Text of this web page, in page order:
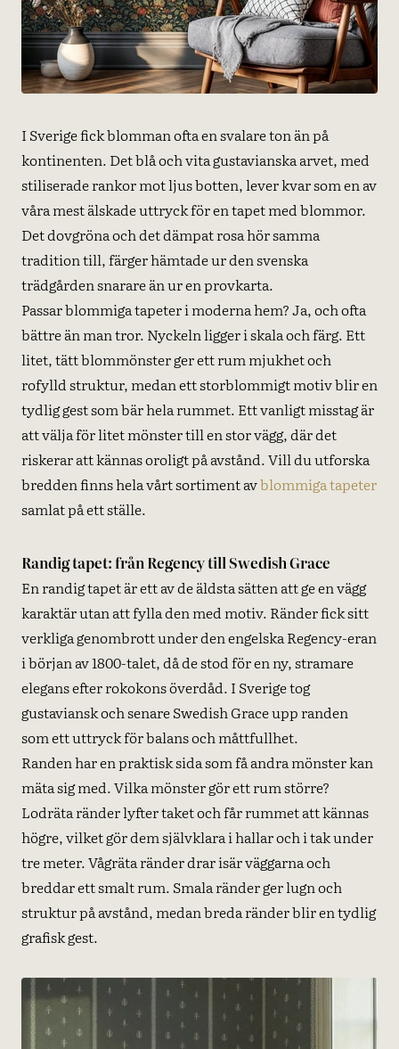
I Sverige fick blomman ofta en svalare ton än på
kontinenten. Det blå och vita gustavianska arvet, med
stiliserade rankor mot ljus botten, lever kvar som en av
våra mest älskade uttryck för en tapet med blommor.
Det dovgröna och det dämpat rosa hör samma
tradition till, färger hämtade ur den svenska
trädgården snarare än ur en provkarta.
Passar blommiga tapeter i moderna hem? Ja, och ofta
bättre än man tror. Nyckeln ligger i skala och färg. Ett
litet, tätt blommönster ger ett rum mjukhet och
rofylld struktur, medan ett storblommigt motiv blir en
tydlig gest som bär hela rummet. Ett vanligt misstag är
att välja för litet mönster till en stor vägg, där det
riskerar att kännas oroligt på avstånd. Vill du utforska
bredden finns hela vårt sortiment avblommiga tapeter
samlat på ett ställe.
Randig tapet: från Regency till Swedish Grace
En randig tapet är ett av de äldsta sätten att ge en vägg
karaktär utan att fylla den med motiv. Ränder fick sitt
verkliga genombrott under den engelska Regency-eran
i början av 1800-talet, då de stod för en ny, stramare
elegans efter rokokons överdåd. I Sverige tog
gustaviansk och senare Swedish Grace upp randen
som ett uttryck för balans och måttfullhet.
Randen har en praktisk sida som få andra mönster kan
mäta sig med. Vilka mönster gör ett rum större?
Lodräta ränder lyfter taket och får rummet att kännas
högre, vilket gör dem självklara i hallar och i tak under
tre meter. Vågräta ränder drar isär väggarna och
breddar ett smalt rum. Smala ränder ger lugn och
struktur på avstånd, medan breda ränder blir en tydlig
grafisk gest.